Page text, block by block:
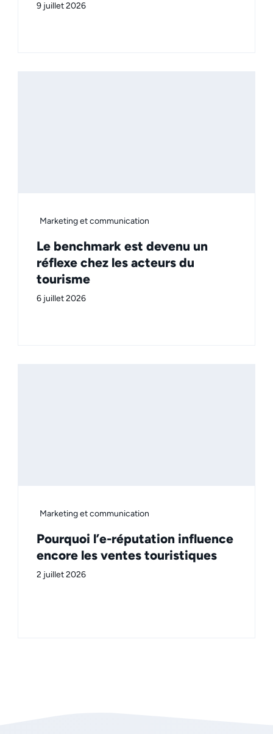
9 juillet 2026
Marketing et communication
Le benchmark est devenu un
réflexe chez les acteurs du
tourisme
6 juillet 2026
Marketing et communication
Pourquoi l’e-réputation influence
encore les ventes touristiques
2 juillet 2026